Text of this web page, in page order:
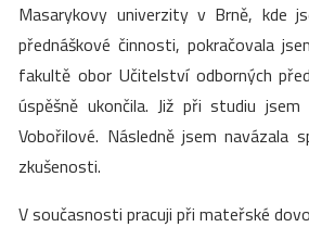
Masarykovy univerzity v Brně, kde
přednáškové činnosti, pokračovala
fakultě obor Učitelství odborných
úspěšně ukončila. Již při studiu
Vobořilové. Následně jsem navázala
zkušenosti.
V současnosti pracuji při mateřské